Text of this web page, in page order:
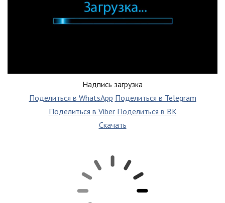
Надпись загрузка
Поделиться в WhatsApp Поделиться в Telegram
Поделиться в Viber Поделиться в ВК
Скачать